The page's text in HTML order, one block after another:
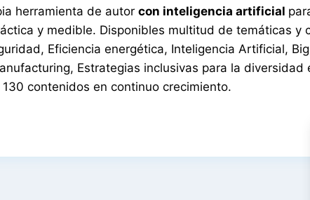
herramienta de autor con inteligencia artificial
y medible. Disponibles multitud de temáticas y
Eficiencia energética, Inteligencia Artificial,
Estrategias inclusivas para la diversidad
contenidos en continuo crecimiento.